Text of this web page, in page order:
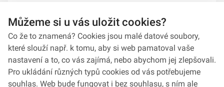
stuh na bojové prapory vybranýc...
Můžeme si u vás uložit cookies?
Co že to znamená? Cookies jsou malé datové soubory,
které slouží např. k tomu, aby si web pamatoval vaše
nastavení a to, co vás zajímá, nebo abychom jej zlepšovali.
Pro ukládání různých typů cookies od vás potřebujeme
souhlas. Web bude fungovat i bez souhlasu, s ním ale